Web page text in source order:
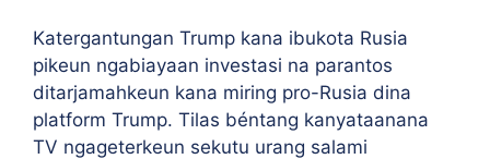
Katergantungan Trump kana ibukota Rusia
pikeun ngabiayaan investasi na parantos
ditarjamahkeun kana miring pro-Rusia dina
platform Trump. Tilas béntang kanyataanana
TV ngageterkeun sekutu urang salami